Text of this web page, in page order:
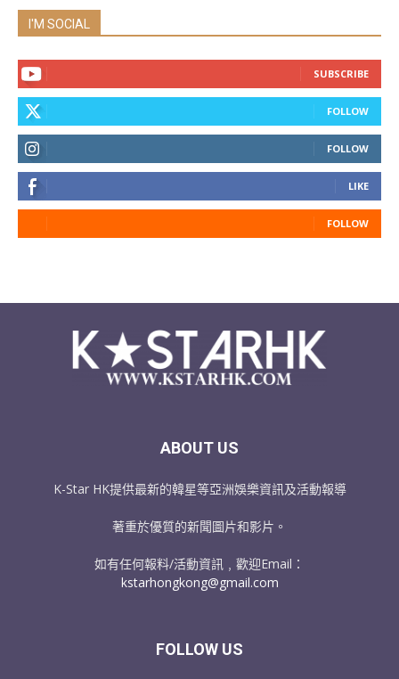
I'M SOCIAL
SUBSCRIBE
FOLLOW
FOLLOW
LIKE
FOLLOW
ABOUT US
K-Star HK提供最新的韓星等亞洲娛樂資訊及活動報導
著重於優質的新聞圖片和影片。
如有任何報料/活動資訊﹐歡迎Email：
kstarhongkong@gmail.com
FOLLOW US